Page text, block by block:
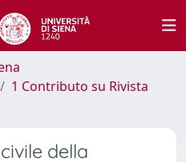
1 Contributo su Rivista
della